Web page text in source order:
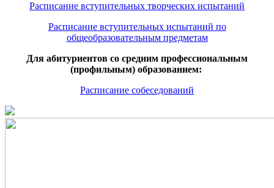
Расписание вступительных творческих испытаний
Расписание вступительных испытаний по
общеобразовательным предметам
Для абитуриентов со средним профессиональным
(профильным) образованием:
Расписание собеседований